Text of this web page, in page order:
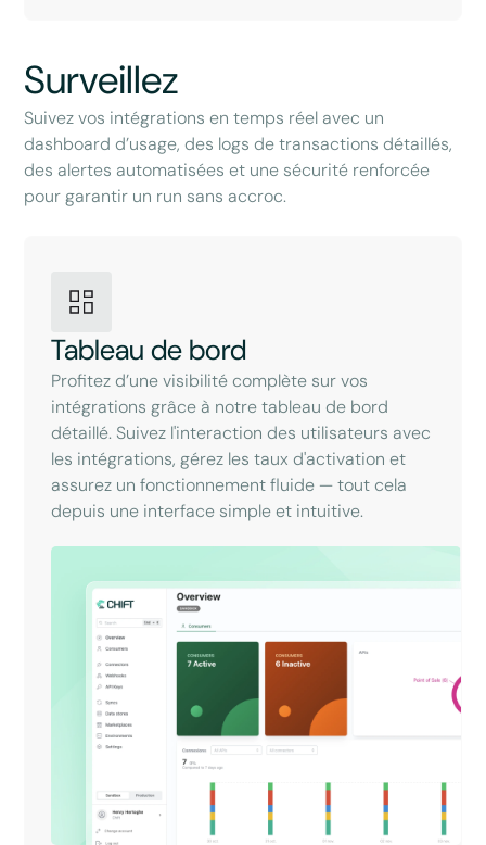
Surveillez
Suivez vos intégrations en temps réel avec un
dashboard d’usage, des logs de transactions détaillés,
des alertes automatisées et une sécurité renforcée
pour garantir un run sans accroc.
Tableau de bord
Profitez d’une visibilité complète sur vos
intégrations grâce à notre tableau de bord
détaillé. Suivez l'interaction des utilisateurs avec
les intégrations, gérez les taux d'activation et
assurez un fonctionnement fluide — tout cela
depuis une interface simple et intuitive.